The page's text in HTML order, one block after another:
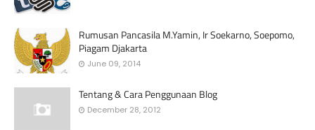
Rumusan Pancasila M.Yamin, Ir Soekarno, Soepomo,
Piagam Djakarta
June 09, 2014
Tentang & Cara Penggunaan Blog
December 28, 2012